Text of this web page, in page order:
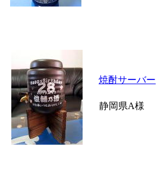
焼酎サーバー
静岡県A様